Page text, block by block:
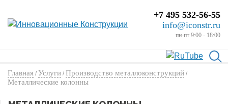
+7 495 532-56-55
info@iconstr.ru
пн-пт 9:00 - 18:00
Главная / Услуги / Производство металлоконструкций /
Металлические колонны